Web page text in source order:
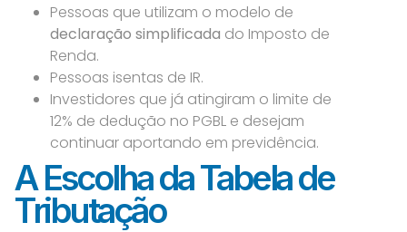
Pessoas que utilizam o modelo de
declaração simplificada do Imposto de
Renda.
Pessoas isentas de IR.
Investidores que já atingiram o limite de
12% de dedução no PGBL e desejam
continuar aportando em previdência.
A Escolha da Tabela de
Tributação